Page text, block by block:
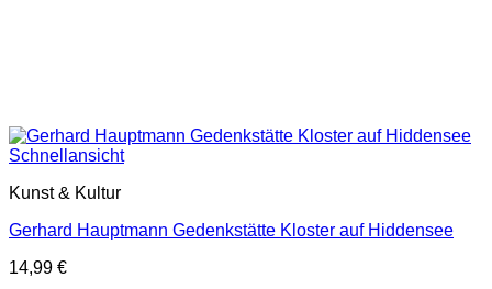
Schnellansicht
Kunst & Kultur
Gerhard Hauptmann Gedenkstätte Kloster auf Hiddensee
14,99 €